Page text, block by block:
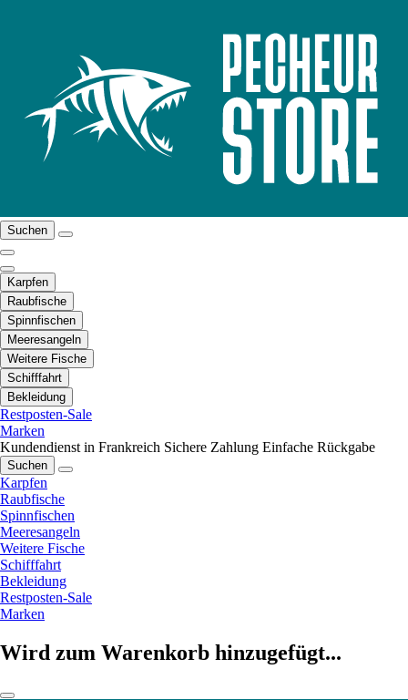
Suchen
Karpfen
Raubfische
Spinnfischen
Meeresangeln
Weitere Fische
Schifffahrt
Bekleidung
Restposten-Sale
Marken
Kundendienst in Frankreich Sichere Zahlung Einfache Rückgabe
Suchen
Karpfen
Raubfische
Spinnfischen
Meeresangeln
Weitere Fische
Schifffahrt
Bekleidung
Restposten-Sale
Marken
Wird zum Warenkorb hinzugefügt...